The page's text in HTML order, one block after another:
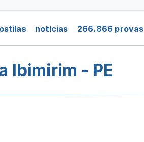
notícias 266.866 provas
Ibimirim - PE